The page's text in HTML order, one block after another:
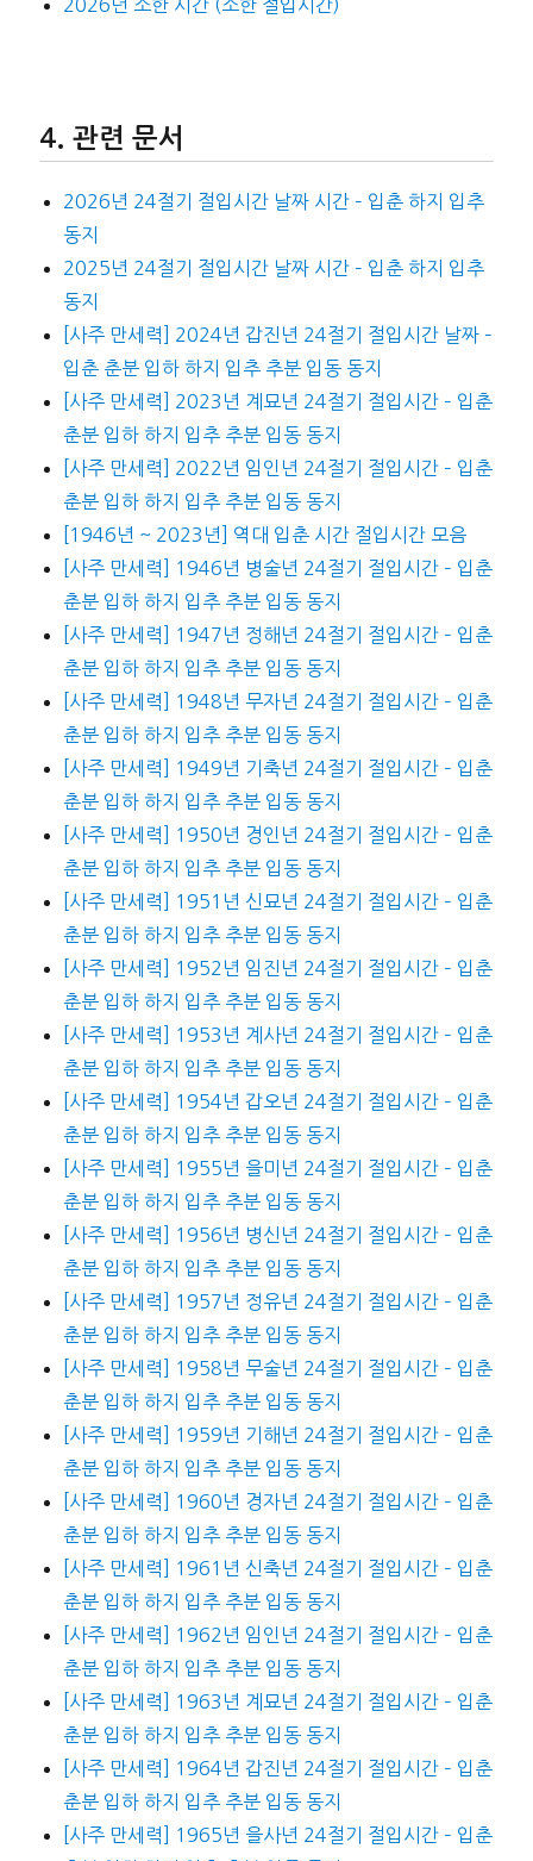
2026년 소한 시간 (소한 절입시간)
관련 문서
2026년 24절기 절입시간 날짜 시간 – 입춘 하지 입추
동지
2025년 24절기 절입시간 날짜 시간 – 입춘 하지 입추
동지
[사주 만세력] 2024년 갑진년 24절기 절입시간 날짜 –
입춘 춘분 입하 하지 입추 추분 입동 동지
[사주 만세력] 2023년 계묘년 24절기 절입시간 – 입춘
춘분 입하 하지 입추 추분 입동 동지
[사주 만세력] 2022년 임인년 24절기 절입시간 – 입춘
춘분 입하 하지 입추 추분 입동 동지
[1946년 ~ 2023년] 역대 입춘 시간 절입시간 모음
[사주 만세력] 1946년 병술년 24절기 절입시간 – 입춘
춘분 입하 하지 입추 추분 입동 동지
[사주 만세력] 1947년 정해년 24절기 절입시간 – 입춘
춘분 입하 하지 입추 추분 입동 동지
[사주 만세력] 1948년 무자년 24절기 절입시간 – 입춘
춘분 입하 하지 입추 추분 입동 동지
[사주 만세력] 1949년 기축년 24절기 절입시간 – 입춘
춘분 입하 하지 입추 추분 입동 동지
[사주 만세력] 1950년 경인년 24절기 절입시간 – 입춘
춘분 입하 하지 입추 추분 입동 동지
[사주 만세력] 1951년 신묘년 24절기 절입시간 – 입춘
춘분 입하 하지 입추 추분 입동 동지
[사주 만세력] 1952년 임진년 24절기 절입시간 – 입춘
춘분 입하 하지 입추 추분 입동 동지
[사주 만세력] 1953년 계사년 24절기 절입시간 – 입춘
춘분 입하 하지 입추 추분 입동 동지
[사주 만세력] 1954년 갑오년 24절기 절입시간 – 입춘
춘분 입하 하지 입추 추분 입동 동지
[사주 만세력] 1955년 을미년 24절기 절입시간 – 입춘
춘분 입하 하지 입추 추분 입동 동지
[사주 만세력] 1956년 병신년 24절기 절입시간 – 입춘
춘분 입하 하지 입추 추분 입동 동지
[사주 만세력] 1957년 정유년 24절기 절입시간 – 입춘
춘분 입하 하지 입추 추분 입동 동지
[사주 만세력] 1958년 무술년 24절기 절입시간 – 입춘
춘분 입하 하지 입추 추분 입동 동지
[사주 만세력] 1959년 기해년 24절기 절입시간 – 입춘
춘분 입하 하지 입추 추분 입동 동지
[사주 만세력] 1960년 경자년 24절기 절입시간 – 입춘
춘분 입하 하지 입추 추분 입동 동지
[사주 만세력] 1961년 신축년 24절기 절입시간 – 입춘
춘분 입하 하지 입추 추분 입동 동지
[사주 만세력] 1962년 임인년 24절기 절입시간 – 입춘
춘분 입하 하지 입추 추분 입동 동지
[사주 만세력] 1963년 계묘년 24절기 절입시간 – 입춘
춘분 입하 하지 입추 추분 입동 동지
[사주 만세력] 1964년 갑진년 24절기 절입시간 – 입춘
춘분 입하 하지 입추 추분 입동 동지
[사주 만세력] 1965년 을사년 24절기 절입시간 – 입춘